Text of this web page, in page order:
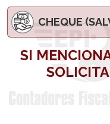
CHEQUE
SI